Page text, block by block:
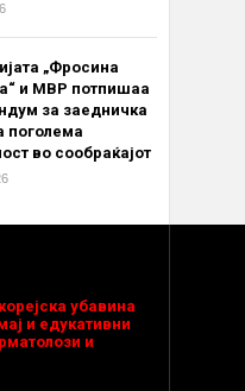
„Фросина
и МВР потпишаа
за заедничка
поголема
во сообраќајот
убавина
и едукативни
и